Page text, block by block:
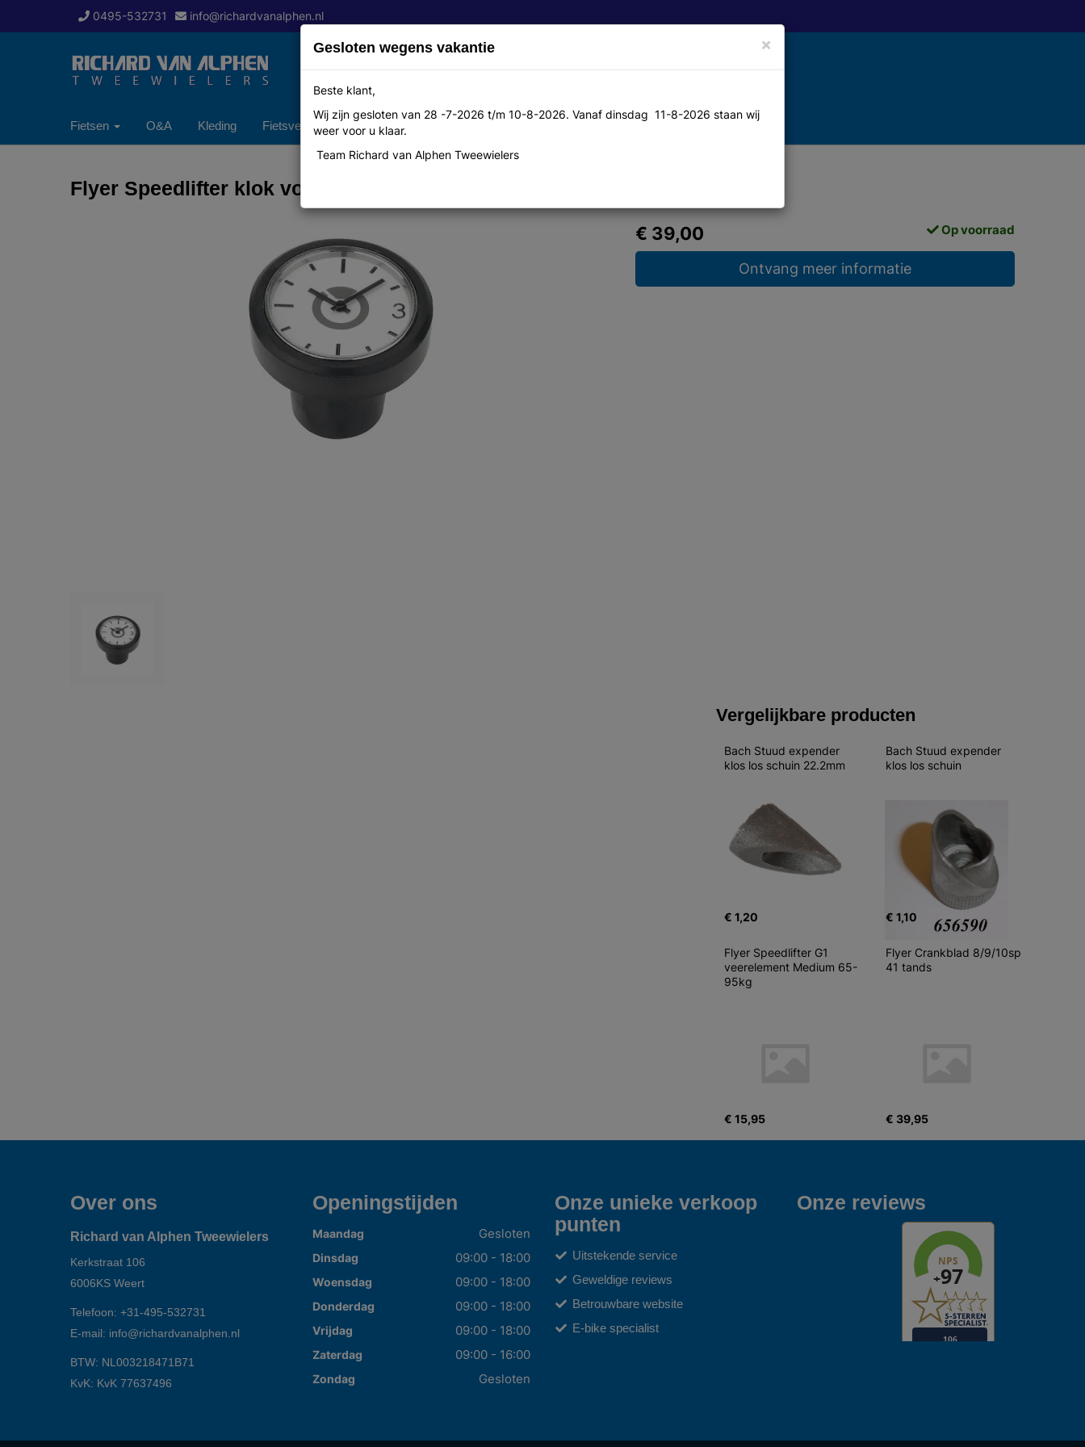
0495-532731 info@richardvanalphen.nl
Fietsen O&A Kleding Fietsverzekering Over ons Contact
Flyer Speedlifter klok voor ahaed
€ 39,00 Op voorraad
Ontvang meer informatie
Vergelijkbare producten
Bach Stuud expender
klos los schuin 22.2mm
€ 1,20
Bach Stuud expender
klos los schuin
€ 1,10
Flyer Speedlifter G1
veerelement Medium 65-
95kg
€ 15,95
Flyer Crankblad 8/9/10sp
41 tands
€ 39,95
Over ons
Richard van Alphen Tweewielers
Kerkstraat 106
6006KS Weert
Telefoon: +31-495-532731
E-mail: info@richardvanalphen.nl
BTW: NL003218471B71
KvK: KvK 77637496
Openingstijden
Maandag Gesloten
Dinsdag 09:00 - 18:00
Woensdag 09:00 - 18:00
Donderdag 09:00 - 18:00
Vrijdag 09:00 - 18:00
Zaterdag 09:00 - 16:00
Zondag Gesloten
Onze unieke verkoop
punten
Uitstekende service
Geweldige reviews
Betrouwbare website
E-bike specialist
Onze reviews
×
Gesloten wegens vakantie
Beste klant,
Wij zijn gesloten van 28 -7-2026 t/m 10-8-2026. Vanaf dinsdag 11-8-2026 staan wij
weer voor u klaar.
Team Richard van Alphen Tweewielers